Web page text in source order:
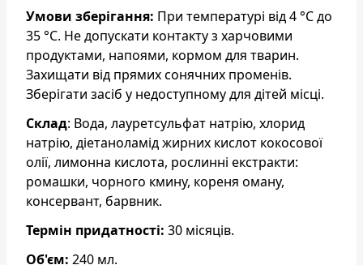
Умови зберігання: При температурі від 4 °С до
35 °С. Не допускати контакту з харчовими
продуктами, напоями, кормом для тварин.
Захищати від прямих сонячних променів.
Зберігати засіб у недоступному для дітей місці.
Склад: Вода, лауретсульфат натрію, хлорид
натрію, діетаноламід жирних кислот кокосової
олії, лимонна кислота, рослинні екстракти:
ромашки, чорного кмину, кореня оману,
консервант, барвник.
Термін придатності: 30 місяців.
Об'єм: 240 мл.